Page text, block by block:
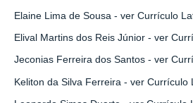
Elaine Lima de Sousa - ver Currículo
Elival Martins dos Reis Júnior - ver
Jeconias Ferreira dos Santos - ver
Keliton da Silva Ferreira - ver Currículo